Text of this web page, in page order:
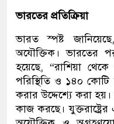
ভারতের প্রতিক্রিয়া
ভারত স্পষ্ট
অযৌক্তিক। ভারতের
হয়েছে, “রাশিয়া
পরিস্থিতি ও ১৪০ কোটি
করার উদ্দেশ্যে করা হয়।
কাজ করছে।